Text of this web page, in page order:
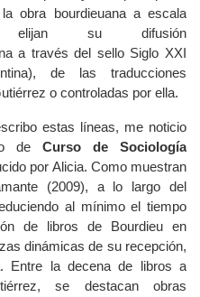
obra bourdieuana a escala
elijan su difusión
a través del sello Siglo XXI
de las traducciones
o controladas por ella.
estas líneas, me noticio
de Curso de Sociología
por Alicia. Como muestran
(2009), a lo largo del
al mínimo el tiempo
de libros de Bourdieu en
dinámicas de su recepción,
Entre la decena de libros a
se destacan obras